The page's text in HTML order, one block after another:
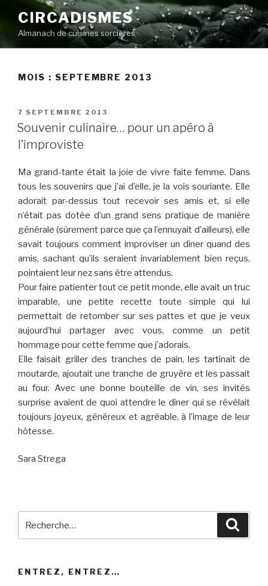
contenu
principal
CIRCADISMES
Almanach de cuisines sorcières
MOIS : SEPTEMBRE 2013
PUBLIÉ
LE
7 SEPTEMBRE 2013
Souvenir culinaire… pour un apéro à
l’improviste
Ma grand-tante était la joie de vivre faite femme. Dans
tous les souvenirs que j’ai d’elle, je la vois souriante. Elle
adorait par-dessus tout recevoir ses amis et, si elle
n’était pas dotée d’un grand sens pratique de manière
générale (sûrement parce que ça l’ennuyait d’ailleurs), elle
savait toujours comment improviser un dîner quand des
amis, sachant qu’ils seraient invariablement bien reçus,
pointaient leur nez sans être attendus.
Pour faire patienter tout ce petit monde, elle avait un truc
imparable, une petite recette toute simple qui lui
permettait de retomber sur ses pattes et que je veux
aujourd’hui partager avec vous, comme un petit
hommage pour cette femme que j’adorais.
Elle faisait griller des tranches de pain, les tartinait de
moutarde, ajoutait une tranche de gruyère et les passait
au four. Avec une bonne bouteille de vin, ses invités
surprise avaient de quoi attendre le dîner qui se révélait
toujours joyeux, généreux et agréable, à l’image de leur
hôtesse.
Sara Strega
pour
ENTREZ, ENTREZ…